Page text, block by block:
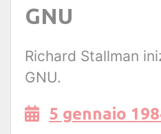
GNU
Richard Stallman
GNU.
5 gennaio